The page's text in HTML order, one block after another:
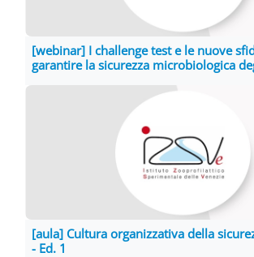
[webinar] I challenge test e le nuove
garantire la sicurezza microbiologica
[aula] Cultura organizzativa della
- Ed. 1